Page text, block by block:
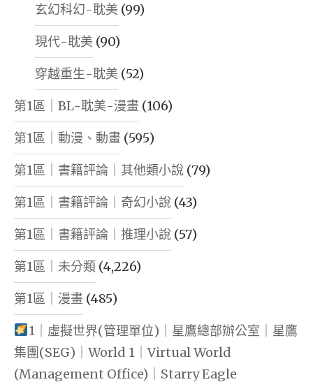
玄幻科幻-耽美 (99)
現代-耽美 (90)
穿越重生-耽美 (52)
第1區｜BL-耽美-漫畫 (106)
第1區｜動漫、動畫 (595)
第1區｜書籍評論｜其他類小說 (79)
第1區｜書籍評論｜奇幻小說 (43)
第1區｜書籍評論｜推理小說 (57)
第1區｜未分類 (4,226)
第1區｜漫畫 (485)
1｜虛擬世界(管理單位)｜星鷹總部辦公室｜星鷹
集團(SEG)｜World 1｜Virtual World
(Management Office)｜Starry Eagle